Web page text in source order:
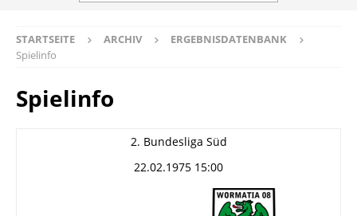
STARTSEITE ARCHIV
ERGEBNISDATENBANK
Spielinfo
Spielinfo
2. Bundesliga Süd
22.02.1975 15:00